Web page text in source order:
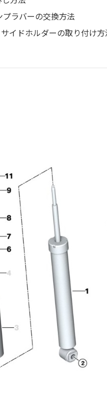
ラバーの交換方法
イドホルダーの取り付け方